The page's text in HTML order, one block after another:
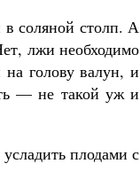
в соляной столп. А
лжи необходимо
голову валун, и
— не такой уж и
плодами с